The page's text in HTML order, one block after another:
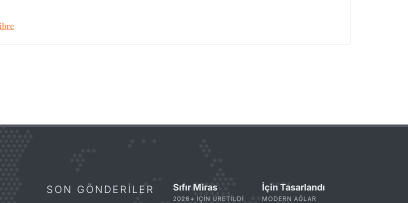
SON GÖNDERILER Sıfır Miras
2026+ IÇIN ÜRETILDI
İçin Tasarlandı
MODERN AĞLAR